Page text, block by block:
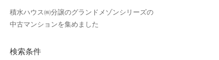
積水ハウス㈱分譲のグランドメゾンシリーズの
中古マンションを集めました
検索条件